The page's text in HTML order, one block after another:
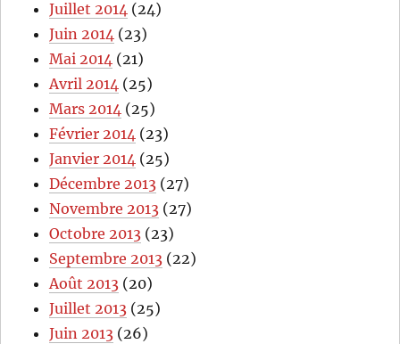
Juillet 2014 (24)
Juin 2014 (23)
Mai 2014 (21)
Avril 2014 (25)
Mars 2014 (25)
Février 2014 (23)
Janvier 2014 (25)
Décembre 2013 (27)
Novembre 2013 (27)
Octobre 2013 (23)
Septembre 2013 (22)
Août 2013 (20)
Juillet 2013 (25)
Juin 2013 (26)